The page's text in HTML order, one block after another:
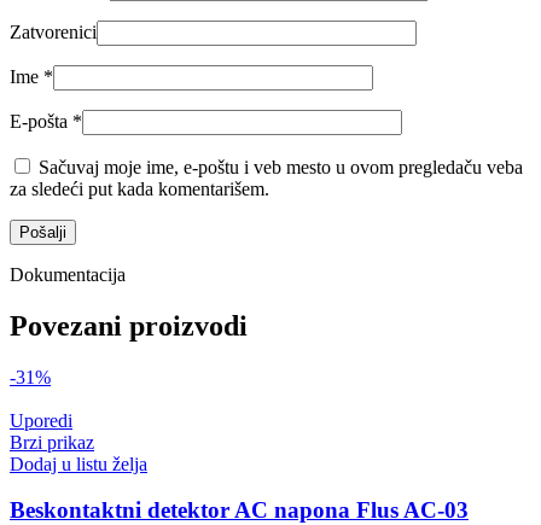
Zatvorenici
Ime *
E-pošta *
Sačuvaj moje ime, e-poštu i veb mesto u ovom pregledaču veba
za sledeći put kada komentarišem.
Dokumentacija
Povezani proizvodi
-31%
Uporedi
Brzi prikaz
Dodaj u listu želja
Beskontaktni detektor AC napona Flus AC-03